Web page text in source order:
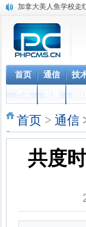
加拿大美人鱼学校走
菲律宾的蟒蛇按摩：
英国妖娆哥街头跳甩
iOS 12.2 重磅功能更
联通正式确认VoLTE
台湾中华电信停售新
联通电信要合并？
揭秘非洲肯尼亚男孩
首页 通信 技
首页 > 通信
共度